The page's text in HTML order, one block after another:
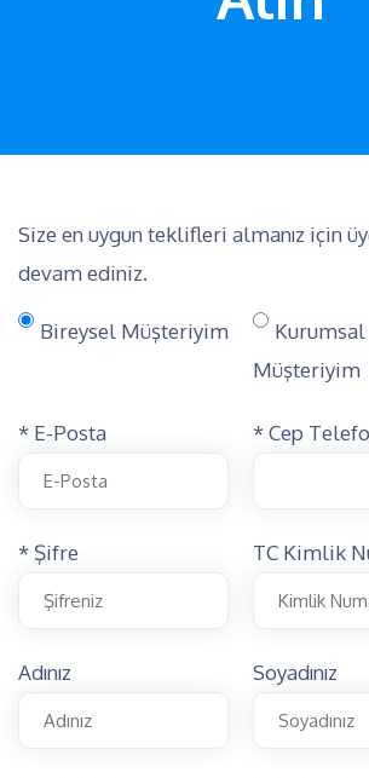
Size en uygun teklifleri almanız için
devam ediniz.
Bireysel Müşteriyim
Kurumsal
Müşteriyim
* E-Posta * Cep
* Şifre TC Kimlik
Adınız Soyadınız